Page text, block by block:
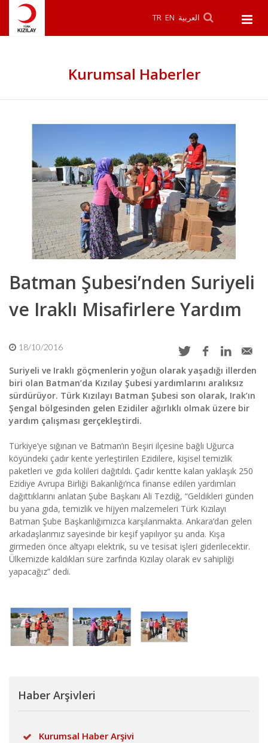
TR EN العربية
Kurumsal Haberler
Batman Şubesi’nden Suriyeli
ve Iraklı Misafirlere Yardım
18/10/2016
Suriyeli ve Iraklı göçmenlerin yoğun olarak yaşadığı illerden
biri olan Batman’da Kızılay Şubesi yardımlarını aralıksız
sürdürüyor. Türk Kızılayı Batman Şubesi son olarak, Irak’ın
Şengal bölgesinden gelen Ezidiler ağırlıklı olmak üzere bir
yardım çalışması gerçekleştirdi.
Türkiye’ye sığınan ve Batman’ın Beşiri ilçesine bağlı Uğurca
köyündeki çadır kente yerleştirilen Ezidilere, kişisel temizlik
paketleri ve gıda kolileri dağıtıldı. Çadır kentte kalan yaklaşık 250
Ezidiye Avrupa Birliği Bakanlığı’nca finanse edilen yardımları
dağıttıklarını anlatan Şube Başkanı Ali Tezdiğ, “Geldikleri günden
bu yana gıda, temizlik ve hijyen malzemeleri Türk Kızılayı
Batman Şube Başkanlığımızca karşılanmakta. Ankara’dan gelen
arkadaşlarımız sayesinde bir keşif yapılıyor şu anda. Kışa
girmeden önce altyapı elektrik, su ve tesisat işleri giderilecektir.
Ülkemizde kaldıkları süre zarfında Kızılay olarak ev sahipliği
yapacağız” dedi.
Haber Arşivleri
Kurumsal Haber Arşivi